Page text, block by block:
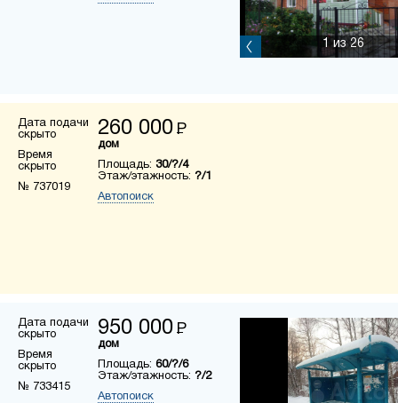
1 из 26
Дата подачи
скрыто
Время
скрыто
№ 737019
260 000 Р
дом
Площадь: 30/?/4
Этаж/этажность: ?/1
Автопоиск
Дата подачи
скрыто
Время
скрыто
№ 733415
950 000 Р
дом
Площадь: 60/?/6
Этаж/этажность: ?/2
Автопоиск